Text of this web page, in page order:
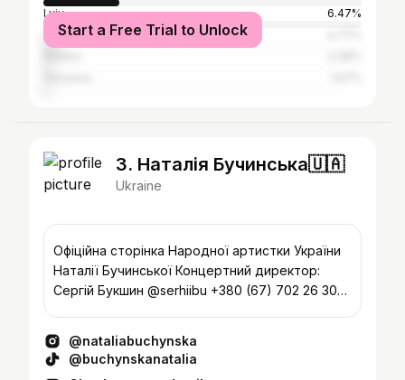
Lviv
6.47%
Odesa
Start a Free Trial to Unlock
3. Наталія Бучинська🇺🇦
Ukraine
Офіційна сторінка Народної артистки України
Наталії Бучинської Концертний директор:
Сергій Букшин @serhiibu +380 (67) 702 26 30
@nataliabuchynska
@buchynskanatalia